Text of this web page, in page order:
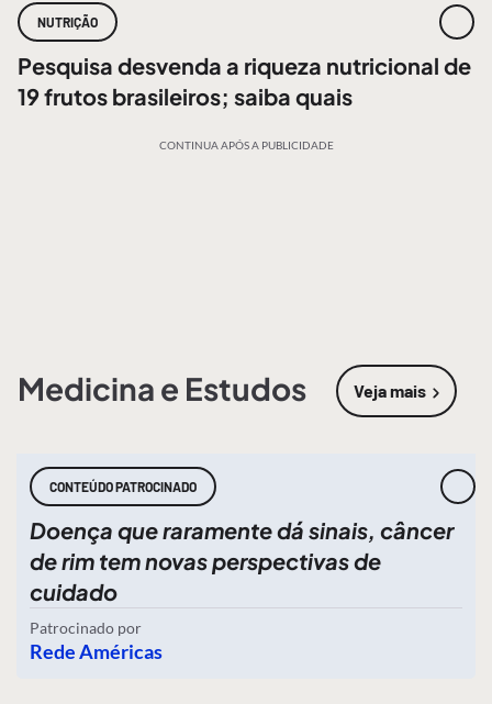
NUTRIÇÃO
Pesquisa desvenda a riqueza nutricional de
19 frutos brasileiros; saiba quais
CONTINUA APÓS A PUBLICIDADE
Medicina e Estudos Veja mais
sobre
CONTEÚDO PATROCINADO
Doença que raramente dá sinais, câncer
de rim tem novas perspectivas de
cuidado
Patrocinado por
Rede Américas